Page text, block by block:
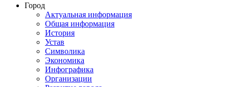
Город
Актуальная информация
Общая информация
История
Устав
Символика
Экономика
Инфографика
Организации